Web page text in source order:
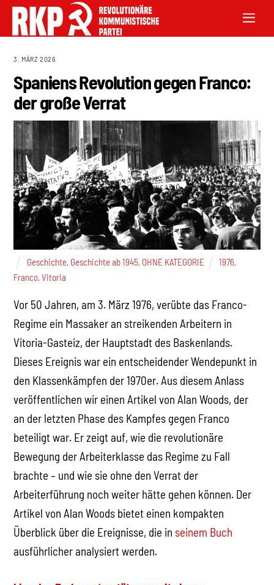
3. MÄRZ 2026
Spaniens Revolution gegen Franco:
der große Verrat
Geschichte, Geschichte ab 1945, OHNE KATEGORIE 1976,
Franco,Vitoria
Vor 50 Jahren, am 3. März 1976, verübte das Franco-
Regime ein Massaker an streikenden Arbeitern in
Vitoria-Gasteiz, der Hauptstadt des Baskenlands.
Dieses Ereignis war ein entscheidender Wendepunkt in
den Klassenkämpfen der 1970er. Aus diesem Anlass
veröffentlichen wir einen Artikel von Alan Woods, der
an der letzten Phase des Kampfes gegen Franco
beteiligt war. Er zeigt auf, wie die revolutionäre
Bewegung der Arbeiterklasse das Regime zu Fall
brachte – und wie sie ohne den Verrat der
Arbeiterführung noch weiter hätte gehen können. Der
Artikel von Alan Woods bietet einen kompakten
Überblick über die Ereignisse, die in seinem Buch
ausführlicher analysiert werden.